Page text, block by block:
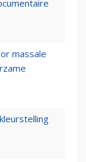
massale